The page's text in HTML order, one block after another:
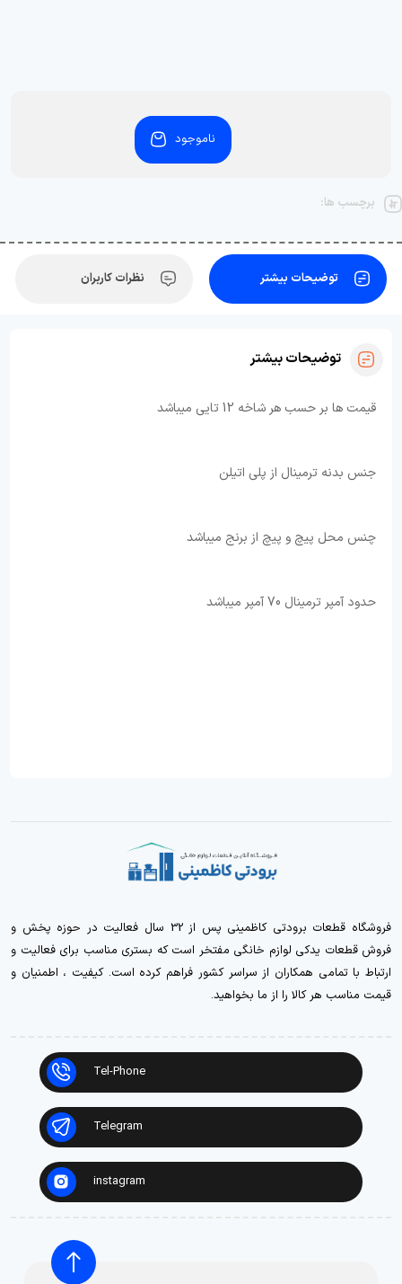
ناموجود
برچسب ها:
توضیحات بیشتر نظرات کاربران
توضیحات بیشتر
قیمت ها بر حسب هر شاخه 12 تایی میباشد
جنس بدنه ترمینال از پلی اتیلن
چنس محل پیچ و پیچ از برنج میباشد
حدود آمپر ترمینال 70 آمپر میباشد
فروشگاه قطعات برودتی کاظمینی پس از 32 سال فعالیت در حوزه پخش و
فروش قطعات یدکی لوازم خانگی مفتخر است که بستری مناسب برای فعالیت و
ارتباط با تمامی همکاران از سراسر کشور فراهم کرده است. کیفیت ، اطمنیان و
قیمت مناسب هر کالا را از ما بخواهید.
Tel-Phone
Telegram
instagram